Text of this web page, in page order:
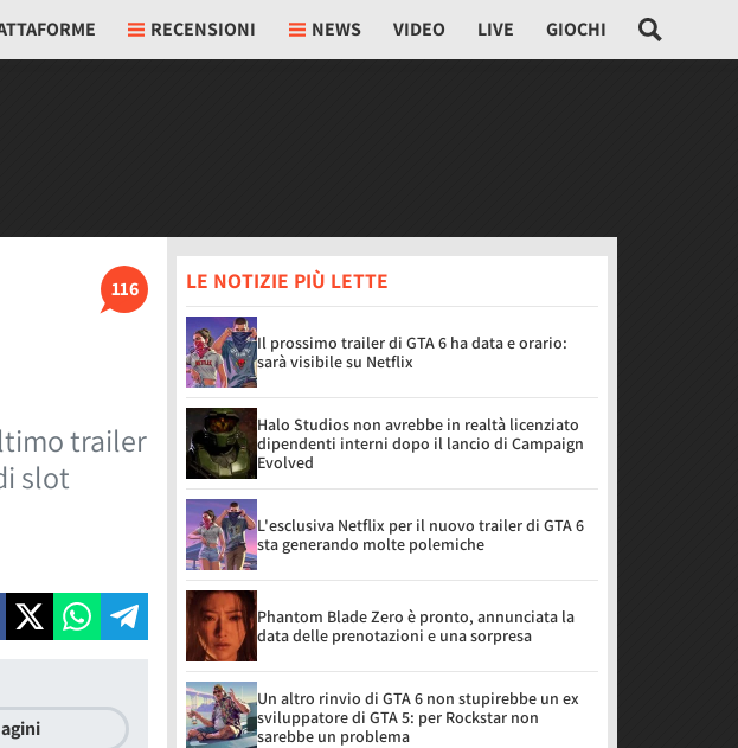
RECENSIONI NEWS VIDEO LIVE GIOCHI
116
trailer
slot
LE NOTIZIE PIÙ LETTE
Il prossimo trailer di GTA 6 ha data e orario:
sarà visibile su Netflix
Halo Studios non avrebbe in realtà licenziato
dipendenti interni dopo il lancio di Campaign
Evolved
L'esclusiva Netflix per il nuovo trailer di GTA 6
sta generando molte polemiche
Phantom Blade Zero è pronto, annunciata la
data delle prenotazioni e una sorpresa
Un altro rinvio di GTA 6 non stupirebbe un ex
sviluppatore di GTA 5: per Rockstar non
sarebbe un problema